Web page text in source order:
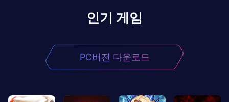
인기 게임
PC버전 다운로드